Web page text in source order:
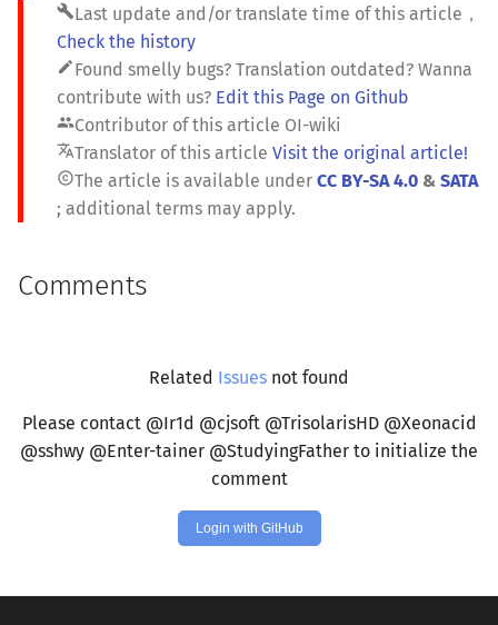
buildLast update and/or translate time of this article ，
Check the history
editFound smelly bugs? Translation outdated? Wanna
contribute with us? Edit this Page on Github
peopleContributor of this article OI-wiki
translateTranslator of this article Visit the original article!
copyrightThe article is available under CC BY-SA 4.0 & SATA
; additional terms may apply.
Comments
Related Issues not found
Please contact @Ir1d @cjsoft @TrisolarisHD @Xeonacid
@sshwy @Enter-tainer @StudyingFather to initialize the
comment
Login with GitHub